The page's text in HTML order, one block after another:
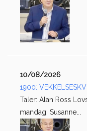
10/08/2026
1900:
Taler: Alan Ross
mandag: Susanne...